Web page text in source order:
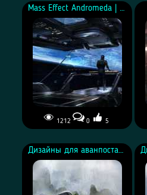
Mass Effect Andromeda | Концепт-арт
1212 0 5
Дизайны для аванпоста на Эйе | Над водопадом